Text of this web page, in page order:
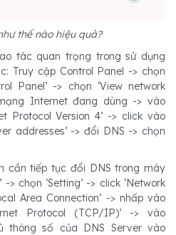
thế nào hiệu quả?
tác quan trọng trong sử dụng
Truy cập Control Panel -> chọn
Panel’ -> chọn ‘View network
Internet đang dùng -> vào
Protocol Version 4’ -> click vào
addresses’ -> đổi DNS -> chọn
cần tiếp tục đổi DNS trong máy
> chọn ‘Setting’ -> click ‘Network
Area Connection’ -> nhấp vào
Protocol (TCP/IP)’ -> vào
thông số của DNS Server vào